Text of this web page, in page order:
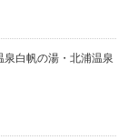
白帆の湯・北浦温泉